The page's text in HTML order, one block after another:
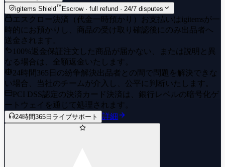
igitems Shield™ Escrow · full refund · 24/7 disputes
エスクロー決済（代金一時預かり）
お支払いはigitemsが一
時的にお預かりし、商品の受け取り確認後にのみ出品者へ
送金されます。
100%返金保証 注文した商品が届かない、または説明と異
なる場合は、全額返金いたします。
24時間365日の紛争解決出品者との間で問題を解決できな
い場合、当社のチームが介入し、公平に判断いたします。
PCI DSS認定の決済 カード決済は、銀行レベルの暗号化ゲ
ートウェイを通じて処理されます。
24時間365日ライブサポート 詳細